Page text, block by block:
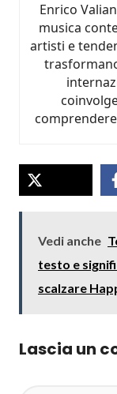
Enrico
musica
artisti e
Vedi anche
testo e
scalzare
Lascia un